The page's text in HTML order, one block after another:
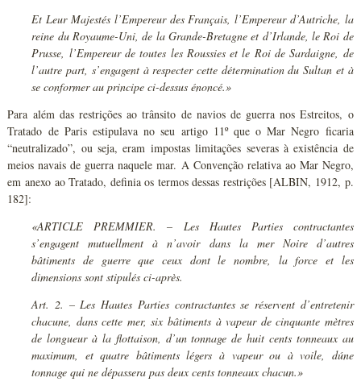
Et Leur Majestés l’Empereur des Français, l’Empereur d’Autriche, la
reine du Royaume-Uni, de la Grande-Bretagne et d’Irlande, le Roi de
Prusse, l’Empereur de toutes les Roussies et le Roi de Sardaigne, de
l’autre part, s’engagent à respecter cette détermination du Sultan et à
se conformer au principe ci-dessus énoncé.»
Para além das restrições ao trânsito de navios de guerra nos Estreitos, o
Tratado de Paris estipulava no seu artigo 11º que o Mar Negro ficaria
“neutralizado”, ou seja, eram impostas limitações severas à existência de
meios navais de guerra naquele mar. A Convenção relativa ao Mar Negro,
em anexo ao Tratado, definia os termos dessas restrições [ALBIN, 1912, p.
182]:
«ARTICLE PREMMIER. – Les Hautes Parties contractantes
s’engagent mutuellment à n’avoir dans la mer Noire d’autres
bâtiments de guerre que ceux dont le nombre, la force et les
dimensions sont stipulés ci-après.
Art. 2. – Les Hautes Parties contractantes se réservent d’entretenir
chacune, dans cette mer, six bâtiments à vapeur de cinquante mètres
de longueur à la flottaison, d’un tonnage de huit cents tonneaux au
maximum, et quatre bâtiments légers à vapeur ou à voile, dúne
tonnage qui ne dépassera pas deux cents tonneaux chacun.»